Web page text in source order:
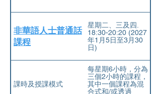
非華語人士普通話
課程
星期二、三及四.
18:30-20:20 (2027
年1⽉5⽇⾄3⽉30
⽇)
課時及授課模式
每星期6小時，分為
三個2小時的課程，
其中一個課程為混
合式和/或透過